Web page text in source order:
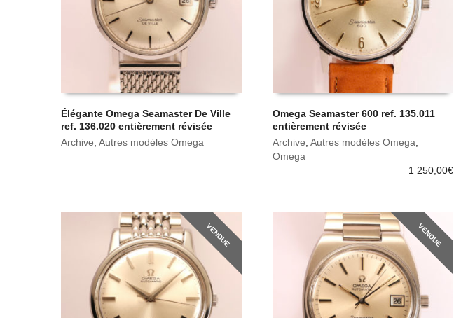
Élégante Omega Seamaster De Ville
ref. 136.020 entièrement révisée
Archive Autres modèles Omega
Omega Seamaster 600 ref. 135.011
entièrement révisée
Archive ,Autres modèles Omega
Omega
1 250,00€
VENDUE VENDUE